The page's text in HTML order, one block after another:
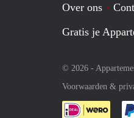
Over ons
Gratis je
© 2026 -
Voorwaarden &